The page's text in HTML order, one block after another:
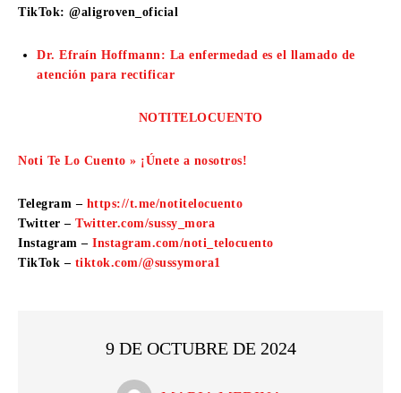
TikTok: @aligroven_oficial
Dr. Efraín Hoffmann: La enfermedad es el llamado de
atención para rectificar
NOTITELOCUENTO
Noti Te Lo Cuento » ¡Únete a nosotros!
Telegram – https://t.me/notitelocuento
Twitter – Twitter.com/sussy_mora
Instagram – Instagram.com/noti_telocuento
TikTok – tiktok.com/@sussymora1
9 DE OCTUBRE DE 2024